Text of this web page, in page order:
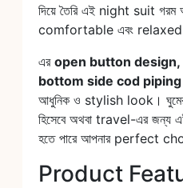
দিয়ে তৈরি এই night suit গরম
comfortable এবং
এর open button design,
bottom side cod
আধুনিক ও stylish look।
হিসেবে অথবা travel-এর
হতে পারে আপনার perfect
Product